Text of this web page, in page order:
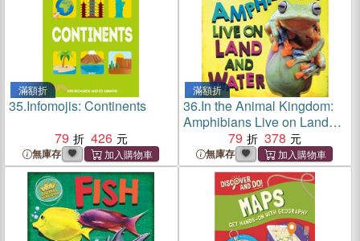
滿額折
35.Infomojis: Continents
79
426
無庫存
滿額折
36.In the Animal Kingdom:
Amphibians Live on Land
and in Water
79 378
無庫存